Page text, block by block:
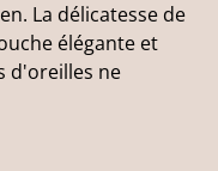
La délicatesse de
élégante et
d'oreilles ne